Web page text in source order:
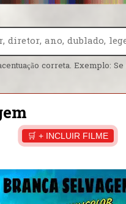
correta. Exemplo:
🛒 + INCLUIR FILME